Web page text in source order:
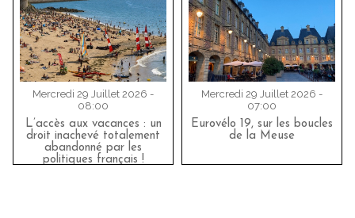
Mercredi 29 Juillet 2026 -
08:00
L’accès aux vacances : un
droit inachevé totalement
abandonné par les
politiques français !
Mercredi 29 Juillet 2026 -
07:00
Eurovélo 19, sur les boucles
de la Meuse